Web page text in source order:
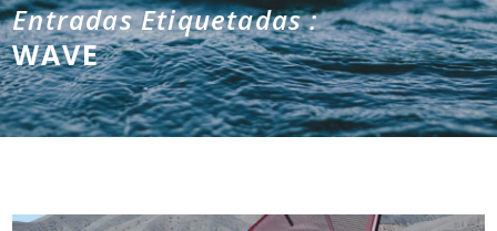
Entradas Etiquetadas :
WAVE